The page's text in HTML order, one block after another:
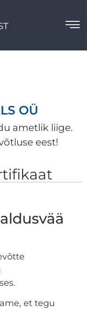
OÜ
ametlik liige.
eest!
et tegu